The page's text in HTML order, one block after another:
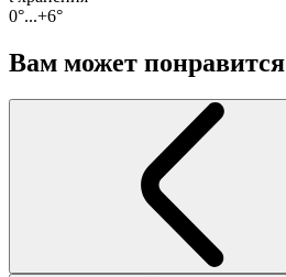
0°...+6°
Вам может понравится